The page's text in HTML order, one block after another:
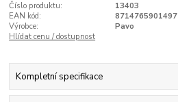
Číslo produktu:
13403
EAN kód:
8714765901497
Výrobce:
Pavo
Hlídat cenu / dostupnost
Kompletní specifikace